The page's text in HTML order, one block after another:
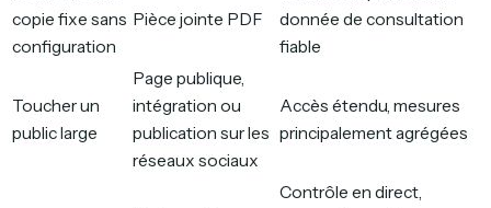
copie fixe sans
configuration
Pièce jointe PDF
donnée de consultation
fiable
Toucher un
public large
Page publique,
intégration ou
publication sur les
réseaux sociaux
Accès étendu, mesures
principalement agrégées
Contrôle en direct,